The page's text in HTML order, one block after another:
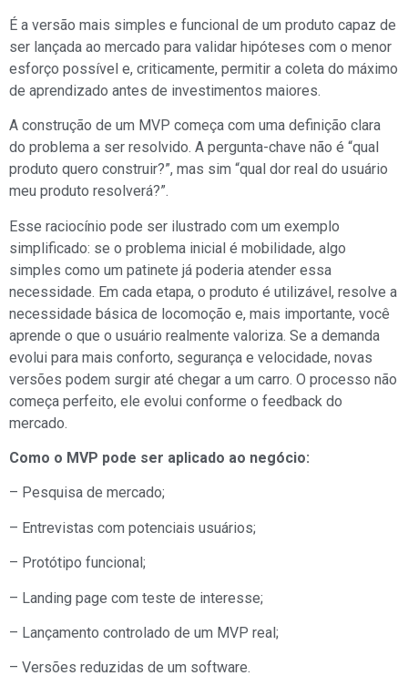
É a versão mais simples e funcional de um produto capaz de
ser lançada ao mercado para validar hipóteses com o menor
esforço possível e, criticamente, permitir a coleta do máximo
de aprendizado antes de investimentos maiores.
A construção de um MVP começa com uma definição clara
do problema a ser resolvido. A pergunta-chave não é “qual
produto quero construir?”, mas sim “qual dor real do usuário
meu produto resolverá?”.
Esse raciocínio pode ser ilustrado com um exemplo
simplificado: se o problema inicial é mobilidade, algo
simples como um patinete já poderia atender essa
necessidade. Em cada etapa, o produto é utilizável, resolve a
necessidade básica de locomoção e, mais importante, você
aprende o que o usuário realmente valoriza. Se a demanda
evolui para mais conforto, segurança e velocidade, novas
versões podem surgir até chegar a um carro. O processo não
começa perfeito, ele evolui conforme o feedback do
mercado.
Como o MVP pode ser aplicado ao negócio:
– Pesquisa de mercado;
– Entrevistas com potenciais usuários;
– Protótipo funcional;
– Landing page com teste de interesse;
– Lançamento controlado de um MVP real;
– Versões reduzidas de um software.